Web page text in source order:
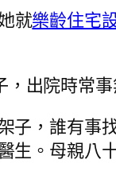
就樂齡住宅
，出院時常
子，誰有事
生。母親八